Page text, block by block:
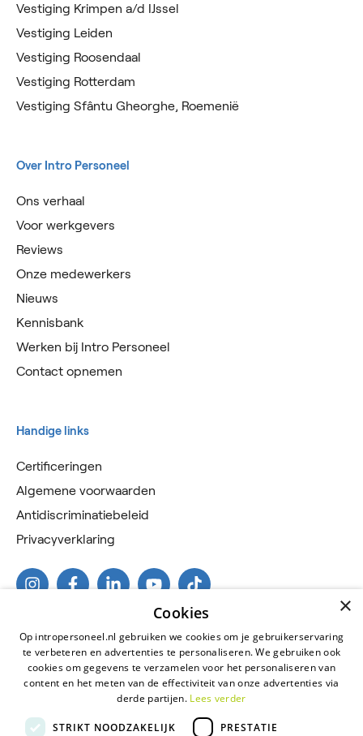
Vestiging Krimpen a/d IJssel
Vestiging Leiden
Vestiging Roosendaal
Vestiging Rotterdam
Vestiging Sfântu Gheorghe, Roemenië
Over Intro Personeel
Ons verhaal
Voor werkgevers
Reviews
Onze medewerkers
Nieuws
Kennisbank
Werken bij Intro Personeel
Contact opnemen
Handige links
Certificeringen
Algemene voorwaarden
Antidiscriminatiebeleid
Privacyverklaring
2026 © Intro Personeel
Certificeringen
×
Cookies
Op intropersoneel.nl gebruiken we cookies om je gebruikerservaring
te verbeteren en advertenties te personaliseren. We gebruiken ook
cookies om gegevens te verzamelen voor het personaliseren van
content en het meten van de effectiviteit van onze advertenties via
derde partijen. Lees verder
STRIKT NOODZAKELIJK PRESTATIE